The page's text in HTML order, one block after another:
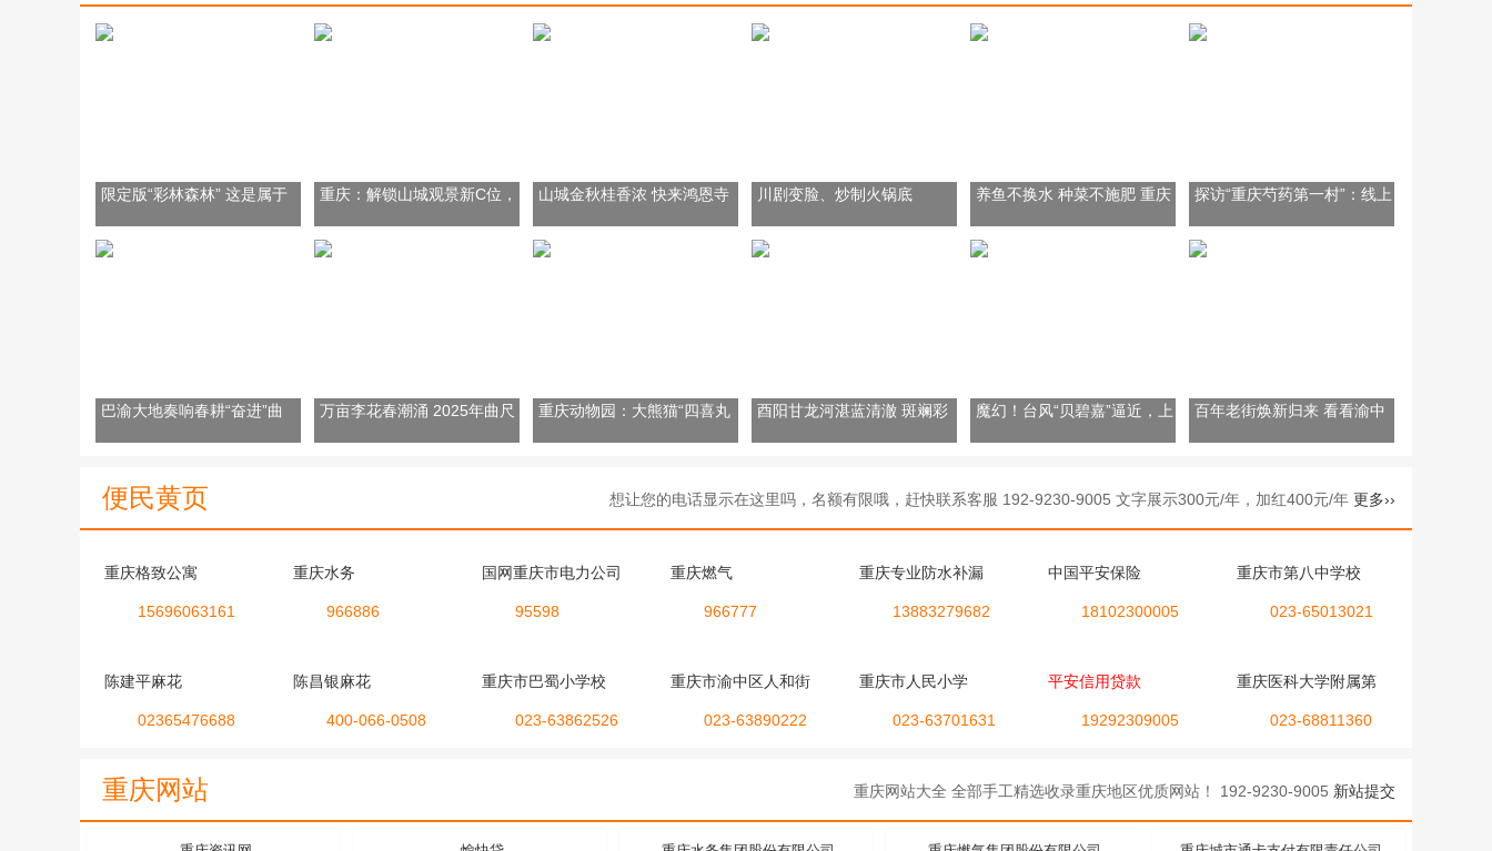
限定版“彩林森林” 这是属于
山城的冬日浪漫
重庆：解锁山城观景新C位，
鹅岭悬空栈桥正式开放
山城金秋桂香浓 快来鸿恩寺
公园“花式”赏桂
川剧变脸、炒制火锅底
料！“无语哥”重庆体验地道“中
国味”
养鱼不换水 种菜不施肥 重庆
这个“智能工厂”藏着现代农业
密码
探访“重庆芍药第一村”：线上
线下齐推“花经济”
巴渝大地奏响春耕“奋进”曲
万亩李花春潮涌 2025年曲尺
乡李花季健步走活动启航
重庆动物园：大熊猫“四喜丸
子”冬日“围炉煮茶”
酉阳甘龙河湛蓝清澈 斑斓彩
林点缀岸边
魔幻！台风“贝碧嘉”逼近，上
海现紫红色天空
百年老街焕新归来 看看渝中
鲁祖庙的“新面貌”
便民黄页 想让您的电话显示在这里吗，名额有限哦，赶快联系客服 192-9230-9005 文字展示300元/年，加红400元/年 更多››
重庆格致公寓
15696063161
重庆水务
966886
国网重庆市电力公司
95598
重庆燃气
966777
重庆专业防水补漏
13883279682
中国平安保险
18102300005
重庆市第八中学校
023-65013021
陈建平麻花
02365476688
陈昌银麻花
400-066-0508
重庆市巴蜀小学校
023-63862526
重庆市渝中区人和街
023-63890222
重庆市人民小学
023-63701631
平安信用贷款
19292309005
重庆医科大学附属第
023-68811360
重庆网站 重庆网站大全 全部手工精选收录重庆地区优质网站！ 192-9230-9005 新站提交